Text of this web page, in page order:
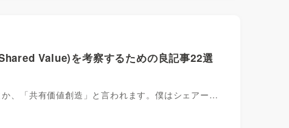
Value)を考察するための良記事22選
、「共有価値創造」と言われます。僕はシェアー…